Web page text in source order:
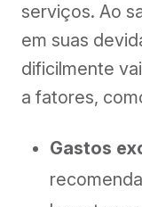
serviços. Ao
em suas
dificilmente
a fatores,
Gastos